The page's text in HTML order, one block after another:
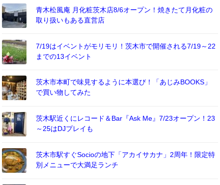
青木松風庵 月化粧茨木店8/6オープン！焼きたて月化粧の
取り扱いもある直営店
7/19はイベントがモリモリ！茨木市で開催される7/19～22
までの13イベント
茨木市本町で味見するように本選び！「あじみBOOKS」
で買い物してみた
茨木駅近くにレコード＆Bar『Ask Me』7/23オープン！23
～25はDJプレイも
茨木市駅すぐSocioの地下「アカイサカナ」2周年！限定特
別メニューで大満足ランチ